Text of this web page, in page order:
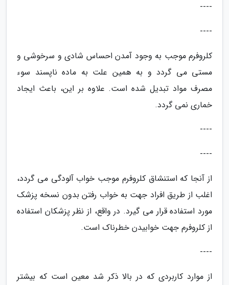
----
----
کلروفرم موجب به وجود آمدن احساس شادی و سرخوشی و
مستی می گردد و به همین علت به ماده ناپسند سوء
مصرف مواد تبدیل شده است. علاوه بر این، باعث ایجاد
خماری نمی گردد.
----
----
از آنجا که استنشاق کلروفرم موجب خواب آلودگی می گردد،
اغلب از طریق افراد جهت به خواب رفتن بدون نسخه پزشک
مورد استفاده قرار می گیرد. در واقع، از نظر پزشکان استفاده
از کلروفرم جهت خوابیدن خطرناک است.
----
از موارد کاربردی که در بالا ذکر شد معین است که بیشتر